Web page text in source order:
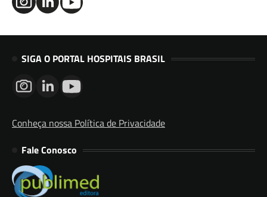
SIGA O PORTAL HOSPITAIS BRASIL
Conheça nossa Política de Privacidade
Fale Conosco